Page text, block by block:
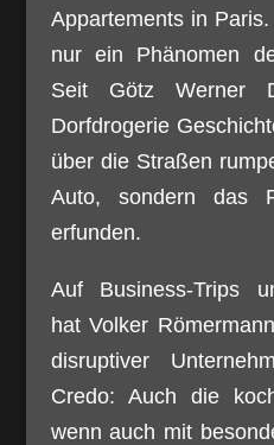
Appartements in
nur ein Phänomen
Seit Götz Werner
Dorfdrogerie
über die Straßen
Auto, sondern das
erfunden.
Auf Business-Trips
hat Volker
disruptiver
Credo: Auch die
wenn auch mit